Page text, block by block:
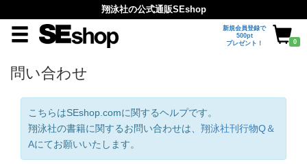
翔泳社の公式通販SEshop
新規会員登録で
500pt
プレゼント！
0
問い合わせ
こちらはSEshop.comに関するヘルプです。
翔泳社の書籍に関するお問い合わせは、 翔泳社刊行物Q＆
Aにてお願いいたします。